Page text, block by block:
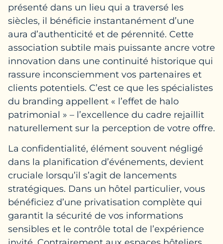
présenté dans un lieu qui a traversé les
siècles, il bénéficie instantanément d’une
aura d’authenticité et de pérennité. Cette
association subtile mais puissante ancre votre
innovation dans une continuité historique qui
rassure inconsciemment vos partenaires et
clients potentiels. C’est ce que les spécialistes
du branding appellent « l’effet de halo
patrimonial » – l’excellence du cadre rejaillit
naturellement sur la perception de votre offre.
La confidentialité, élément souvent négligé
dans la planification d’événements, devient
cruciale lorsqu’il s’agit de lancements
stratégiques. Dans un hôtel particulier, vous
bénéficiez d’une privatisation complète qui
garantit la sécurité de vos informations
sensibles et le contrôle total de l’expérience